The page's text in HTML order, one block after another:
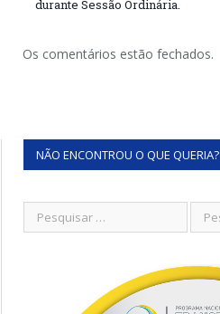
durante Sessão Ordinária.
Os comentários estão fechados.
NÃO ENCONTROU O QUE QUERIA?